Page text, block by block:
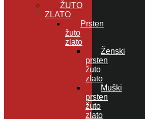
ŽUTO
ZLATO
Prsten
žuto
zlato
Ženski
prsten
žuto
zlato
Muški
prsten
žuto
zlato